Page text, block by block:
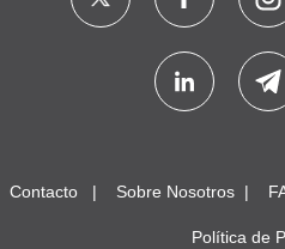
Contacto Sobre Nosotros
Política de